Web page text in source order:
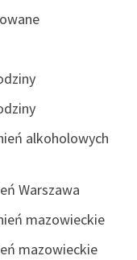
alkoholowych
Warszawa
mazowieckie
mazowieckie